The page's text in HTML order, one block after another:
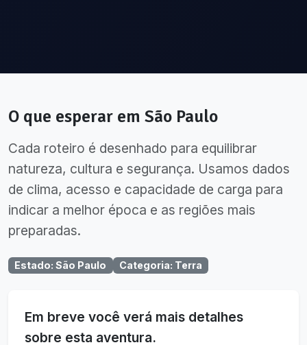
O que esperar em São Paulo
Cada roteiro é desenhado para equilibrar
natureza, cultura e segurança. Usamos dados
de clima, acesso e capacidade de carga para
indicar a melhor época e as regiões mais
preparadas.
Estado:São Paulo Categoria: Terra
Em breve você verá mais detalhes
sobre esta aventura.